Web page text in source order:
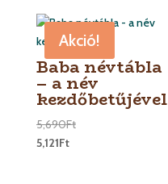
Akció!
Baba névtábla
– a név
kezdőbetűjével
5,690Ft
5,121Ft